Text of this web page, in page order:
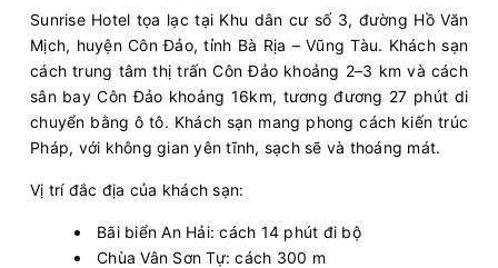
Sunrise Hotel tọa lạc tại Khu dân cư số 3, đường Hồ Văn
Mịch, huyện Côn Đảo, tỉnh Bà Rịa – Vũng Tàu. Khách sạn
cách trung tâm thị trấn Côn Đảo khoảng 2–3 km và cách
sân bay Côn Đảo khoảng 16km, tương đương 27 phút di
chuyển bằng ô tô. Khách sạn mang phong cách kiến trúc
Pháp, với không gian yên tĩnh, sạch sẽ và thoáng mát.
Vị trí đắc địa của khách sạn:
Bãi biển An Hải: cách 14 phút đi bộ
Chùa Vân Sơn Tự: cách 300 m